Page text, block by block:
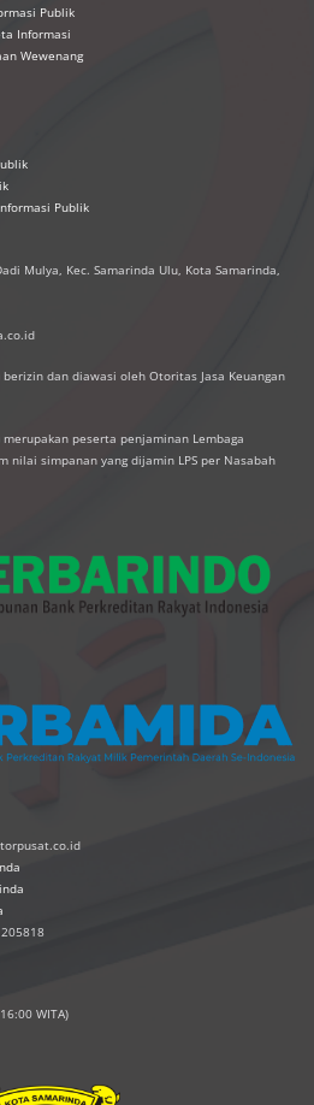
Publik
Informasi
Wewenang
Publik
Mulya, Kec. Samarinda Ulu, Kota Samarinda,
berizin dan diawasi oleh Otoritas Jasa Keuangan
merupakan peserta penjaminan Lembaga
nilai simpanan yang dijamin LPS per Nasabah
WITA)